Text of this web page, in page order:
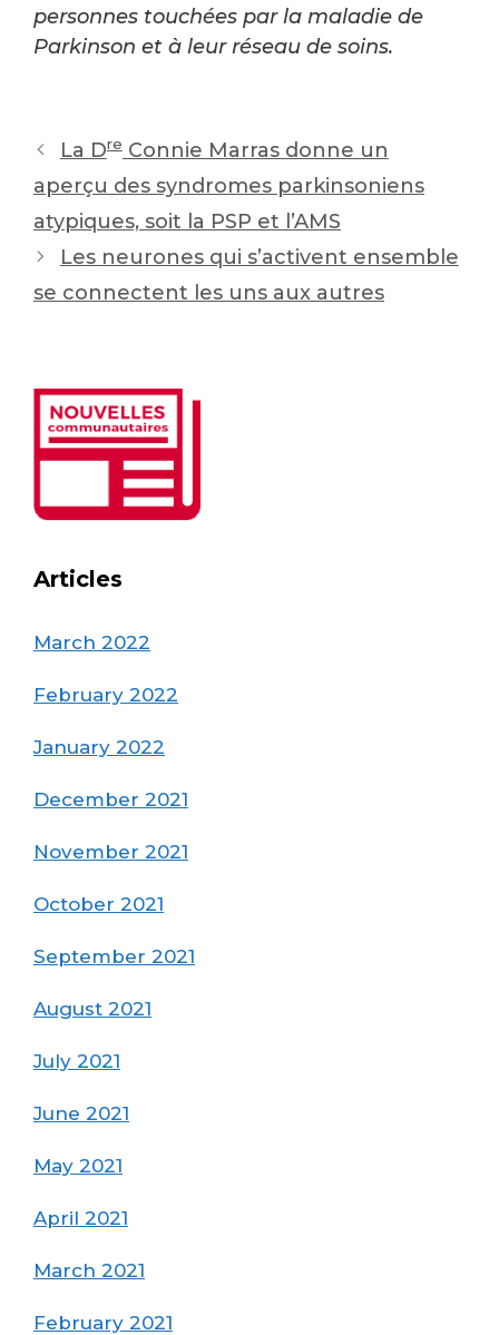
personnes touchées par la maladie de
Parkinson et à leur réseau de soins.
Post
navigation
La DreConnie Marras donne un
aperçu des syndromes parkinsoniens
atypiques, soit la PSP et l’AMS
Les neurones qui s’activent ensemble
se connectent les uns aux autres
Articles
March 2022
February 2022
January 2022
December 2021
November 2021
October 2021
September 2021
August 2021
July 2021
June 2021
May 2021
April 2021
March 2021
February 2021